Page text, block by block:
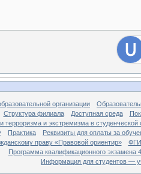
организации
Структура филиала
Доступная среда
терроризма и экстремизма в студенческой
Практика
Реквизиты для оплаты за
праву «Правовой ориентир»
Программа квалификационного экзамена
Информация для студентов —